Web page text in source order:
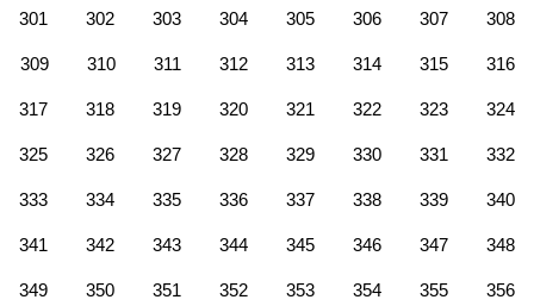
301 302 303 304 305 306 307 308
309 310 311 312 313 314 315 316
317 318 319 320 321 322 323 324
325 326 327 328 329 330 331 332
333 334 335 336 337 338 339 340
341 342 343 344 345 346 347 348
349 350 351 352 353 354 355 356